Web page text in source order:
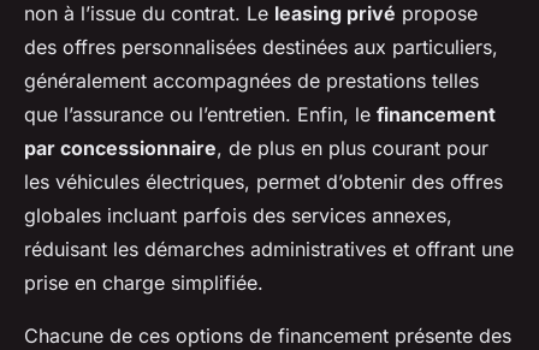
non à l’issue du contrat. Le leasing privé propose
des offres personnalisées destinées aux particuliers,
généralement accompagnées de prestations telles
que l’assurance ou l’entretien. Enfin, le financement
par concessionnaire, de plus en plus courant pour
les véhicules électriques, permet d’obtenir des offres
globales incluant parfois des services annexes,
réduisant les démarches administratives et offrant une
prise en charge simplifiée.
Chacune de ces options de financement présente des